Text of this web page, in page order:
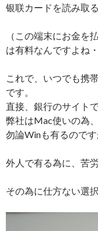
银联カードを読み取
（この端末にお金を
は有料なんですよね・
これで、いつでも携
です。
直接、銀行のサイト
弊社はMac使いの為
勿論Winも有るので
外人で有る為に、苦
その為に仕方ない選